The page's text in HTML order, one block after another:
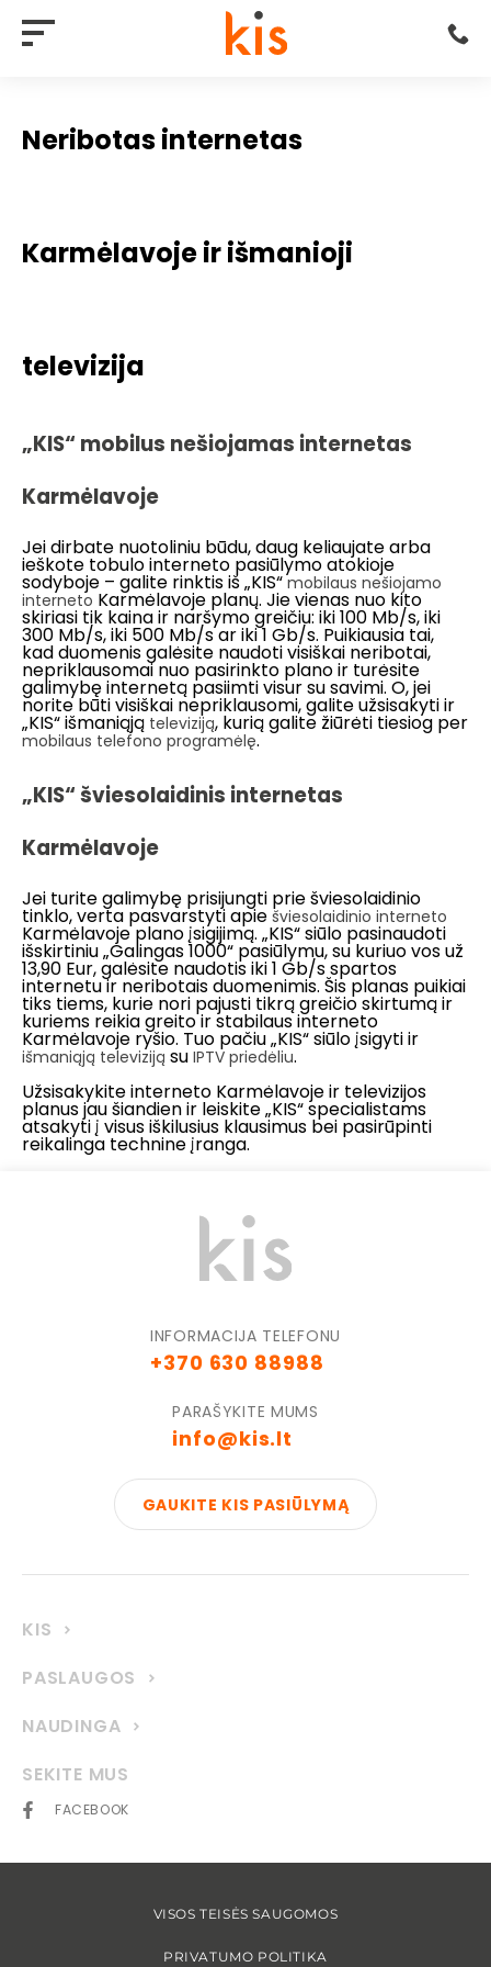
Neribotas internetas
Karmėlavoje ir išmanioji
televizija
„KIS“ mobilus nešiojamas internetas
Karmėlavoje
Jei dirbate nuotoliniu būdu, daug keliaujate arba
ieškote tobulo interneto pasiūlymo atokioje
sodyboje – galite rinktis iš „KIS“mobilaus nešiojamo
interneto Karmėlavoje planų. Jie vienas nuo kito
skiriasi tik kaina ir naršymo greičiu: iki 100 Mb/s, iki
300 Mb/s, iki 500 Mb/s ar iki 1 Gb/s. Puikiausia tai,
kad duomenis galėsite naudoti visiškai neribotai,
nepriklausomai nuo pasirinkto plano ir turėsite
galimybę internetą pasiimti visur su savimi. O, jei
norite būti visiškai nepriklausomi, galite užsisakyti ir
„KIS“ išmaniąją televiziją, kurią galite žiūrėti tiesiog per
mobilaus telefono programėlę.
„KIS“ šviesolaidinis internetas
Karmėlavoje
Jei turite galimybę prisijungti prie šviesolaidinio
tinklo, verta pasvarstyti apie šviesolaidinio interneto
Karmėlavoje plano įsigijimą. „KIS“ siūlo pasinaudoti
išskirtiniu „Galingas 1000“ pasiūlymu, su kuriuo vos už
13,90 Eur, galėsite naudotis iki 1 Gb/s spartos
internetu ir neribotais duomenimis. Šis planas puikiai
tiks tiems, kurie nori pajusti tikrą greičio skirtumą ir
kuriems reikia greito ir stabilaus interneto
Karmėlavoje ryšio. Tuo pačiu „KIS“ siūlo įsigyti ir
išmaniąją televiziją su IPTV priedėliu.
Užsisakykite interneto Karmėlavoje ir televizijos
planus jau šiandien ir leiskite „KIS“ specialistams
atsakyti į visus iškilusius klausimus bei pasirūpinti
reikalinga technine įranga.
INFORMACIJA TELEFONU
+370 630 88988
PARAŠYKITE MUMS
info@kis.lt
GAUKITE KIS PASIŪLYMĄ
KIS
PASLAUGOS
NAUDINGA
SEKITE MUS
FACEBOOK
VISOS TEISĖS SAUGOMOS
PRIVATUMO POLITIKA